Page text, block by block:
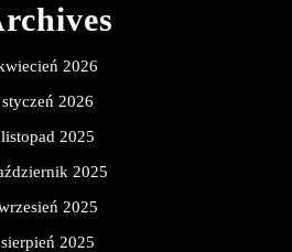
2026
styczeń 2026
listopad 2025
2025
2025
sierpień 2025